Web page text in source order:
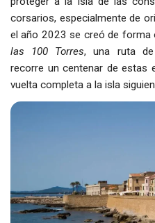
corsarios, especialmente de
el año 2023 se creó de forma
las 100 Torres, una ruta de
recorre un centenar de estas
vuelta completa a la isla